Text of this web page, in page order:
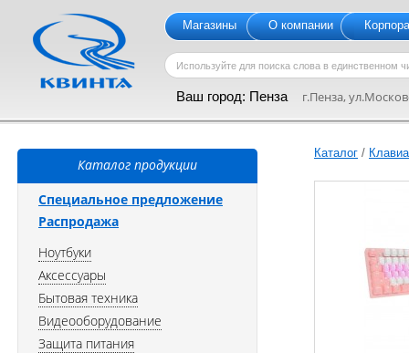
Магазины О компании
Ваш город: Пенза г.Пенза,
Каталог /
Каталог продукции
Специальное предложение
Распродажа
Ноутбуки
Аксессуары
Бытовая техника
Видеооборудование
Защита питания